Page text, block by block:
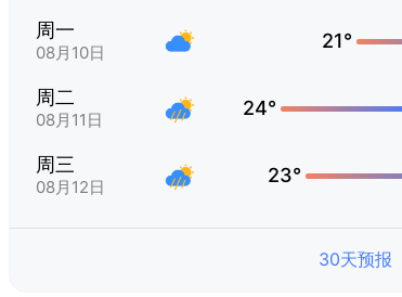
周一
08月10日
21°
周二
08月11日
24°
周三
08月12日
23°
30天预报